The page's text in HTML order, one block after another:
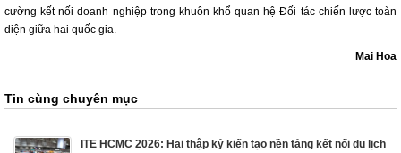
cường kết nối doanh nghiệp trong khuôn khổ quan hệ Đối tác chiến lược toàn
diện giữa hai quốc gia.
Mai Hoa
Tin cùng chuyên mục
ITE HCMC 2026: Hai thập kỷ kiến tạo nền tảng kết nối du lịch